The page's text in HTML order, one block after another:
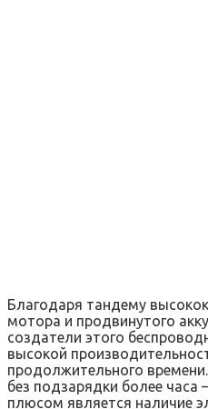
Благодаря тандему
мотора и продвинутого
создатели этого
высокой
продолжительного
без подзарядки более
плюсом является наличие